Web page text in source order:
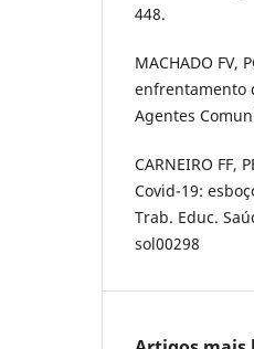
448.
MACHADO FV,
enfrentamento
Agentes
CARNEIRO FF,
Covid-19:
Trab. Educ.
sol00298